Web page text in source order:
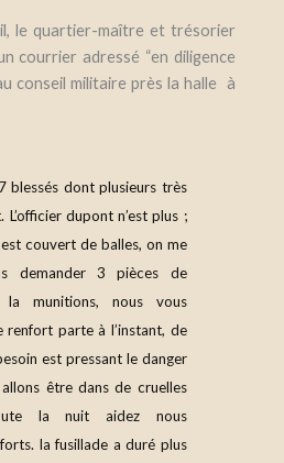
le quartier-maître et trésorier
courrier adressé “en diligence
conseil militaire près la halle à
blessés dont plusieurs très
L’officier dupont n’est plus ;
couvert de balles, on me
demander 3 pièces de
munitions, nous vous
renfort parte à l’instant, de
est pressant le danger
être dans de cruelles
la nuit aidez nous
la fusillade a duré plus